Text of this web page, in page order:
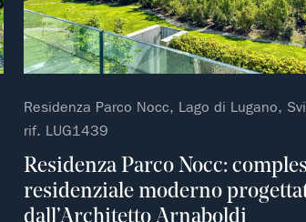
Residenza Parco Nocc, Lago di Lugano,
rif. LUG1439
Residenza Parco Nocc:
residenziale moderno
dall’Architetto Arnaboldi